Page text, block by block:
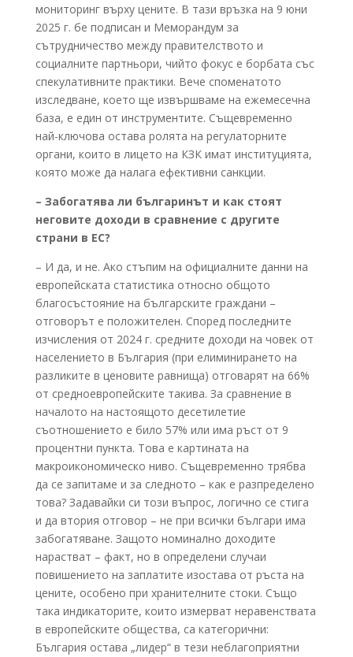
мониторинг върху цените. В тази връзка на 9 юни
2025 г. бе подписан и Меморандум за
сътрудничество между правителството и
социалните партньори, чийто фокус е борбата със
спекулативните практики. Вече споменатото
изследване, което ще извършваме на ежемесечна
база, е един от инструментите. Същевременно
най-ключова остава ролята на регулаторните
органи, които в лицето на КЗК имат институцията,
която може да налага ефективни санкции.
– Забогатява ли българинът и как стоят
неговите доходи в сравнение с другите
страни в ЕС?
– И да, и не. Ако стъпим на официалните данни на
европейската статистика относно общото
благосъстояние на българските граждани –
отговорът е положителен. Според последните
изчисления от 2024 г. средните доходи на човек от
населението в България (при елиминирането на
разликите в ценовите равнища) отговарят на 66%
от средноевропейските такива. За сравнение в
началото на настоящото десетилетие
съотношението е било 57% или има ръст от 9
процентни пункта. Това е картината на
макроикономическо ниво. Същевременно трябва
да се запитаме и за следното – как е разпределено
това? Задавайки си този въпрос, логично се стига
и да втория отговор – не при всички българи има
забогатяване. Защото номинално доходите
нарастват – факт, но в определени случаи
повишението на заплатите изостава от ръста на
цените, особено при хранителните стоки. Също
така индикаторите, които измерват неравенствата
в европейските общества, са категорични:
България остава „лидер“ в тези неблагоприятни